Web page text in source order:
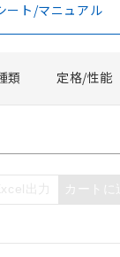
ート/マニュアル
類 定格/性能
出力 カートに
件
みいただき、同意